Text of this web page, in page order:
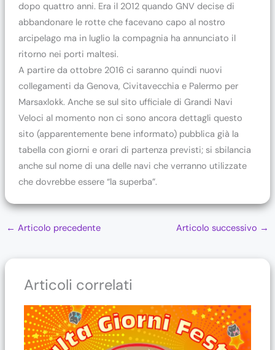
dopo quattro anni. Era il 2012 quando GNV decise di
abbandonare le rotte che facevano capo al nostro
arcipelago ma in luglio la compagnia ha annunciato il
ritorno nei porti maltesi.
A partire da ottobre 2016 ci saranno quindi nuovi
collegamenti da Genova, Civitavecchia e Palermo per
Marsaxlokk. Anche se sul sito ufficiale di Grandi Navi
Veloci al momento non ci sono ancora dettagli questo
sito (apparentemente bene informato) pubblica già la
tabella con giorni e orari di partenza previsti; si sbilancia
anche sul nome di una delle navi che verranno utilizzate
che dovrebbe essere “la superba”.
← Articolo precedente Articolo successivo →
Articoli correlati